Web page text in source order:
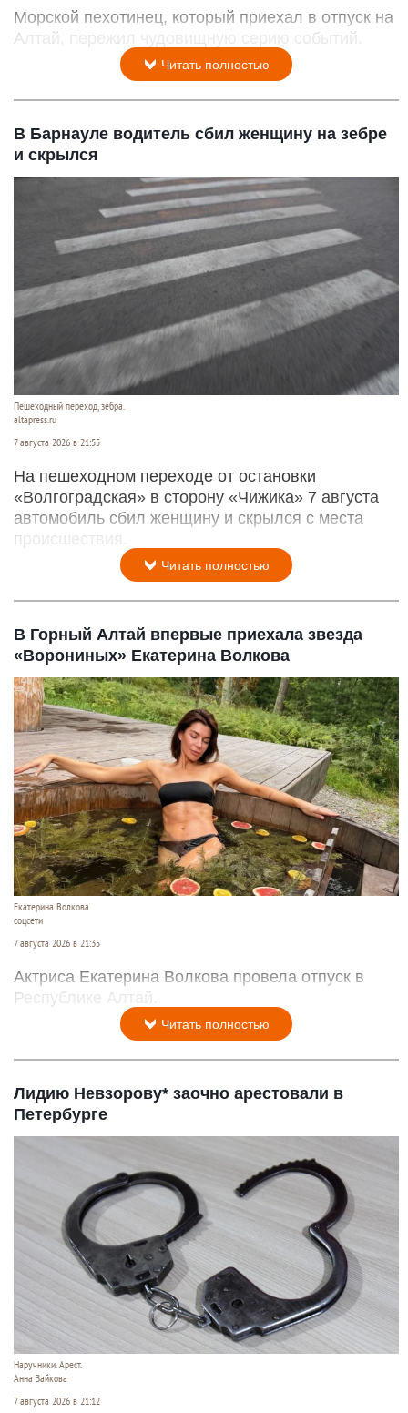
Морской пехотинец, который приехал в отпуск на
Алтай, пережил чудовищную серию событий.
Читать полностью
В Барнауле водитель сбил женщину на зебре
и скрылся
Пешеходный переход, зебра.
altapress.ru
7 августа 2026 в 21:55
На пешеходном переходе от остановки
«Волгоградская» в сторону «Чижика» 7 августа
автомобиль сбил женщину и скрылся с места
происшествия.
Читать полностью
В Горный Алтай впервые приехала звезда
«Ворониных» Екатерина Волкова
Екатерина Волкова
соцсети
7 августа 2026 в 21:35
Актриса Екатерина Волкова провела отпуск в
Республике Алтай.
Читать полностью
Лидию Невзорову* заочно арестовали в
Петербурге
Наручники. Арест.
Анна Зайкова
7 августа 2026 в 21:12